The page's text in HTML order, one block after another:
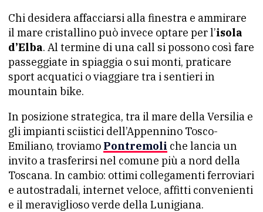
Chi desidera affacciarsi alla finestra e ammirare
il mare cristallino può invece optare per l’isola
d’Elba. Al termine di una call si possono così fare
passeggiate in spiaggia o sui monti, praticare
sport acquatici o viaggiare tra i sentieri in
mountain bike.
In posizione strategica, tra il mare della Versilia e
gli impianti sciistici dell’Appennino Tosco-
Emiliano, troviamo Pontremoli che lancia un
invito a trasferirsi nel comune più a nord della
Toscana. In cambio: ottimi collegamenti ferroviari
e autostradali, internet veloce, affitti convenienti
e il meraviglioso verde della Lunigiana.